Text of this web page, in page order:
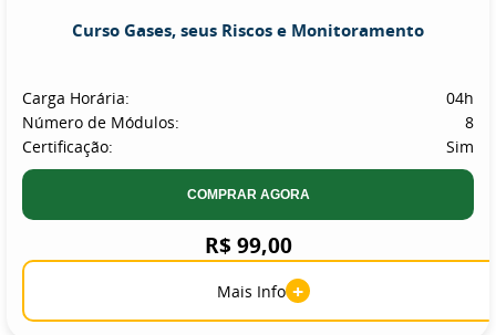
Curso Gases, seus Riscos e Monitoramento
Carga Horária:
04h
Número de Módulos:
8
Certificação:
Sim
COMPRAR AGORA
R$ 99,00
Mais Info +